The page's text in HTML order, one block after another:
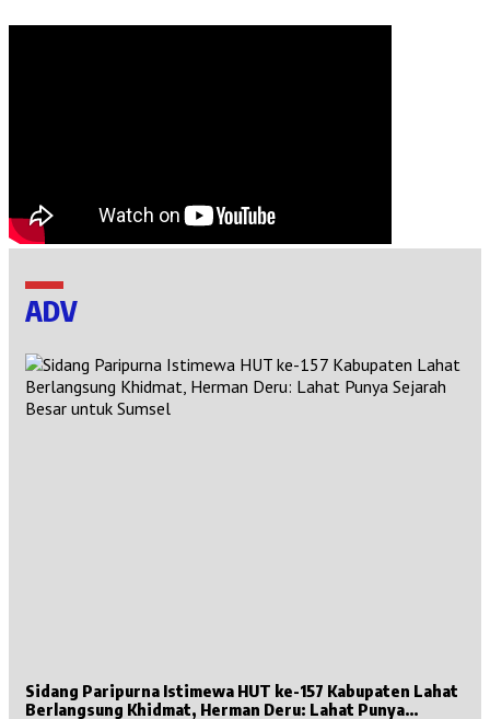
ADV
Sidang Paripurna Istimewa HUT ke-157 Kabupaten Lahat
Berlangsung Khidmat, Herman Deru: Lahat Punya